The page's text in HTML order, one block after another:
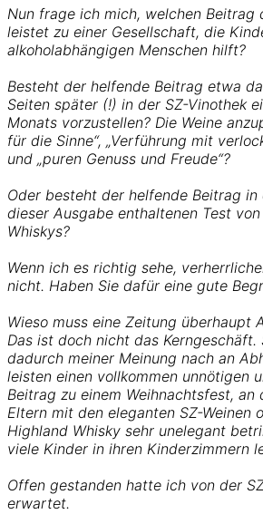
Nun frage ich mich, welchen Beitrag
leistet zu einer Gesellschaft, die
alkoholabhängigen Menschen hilft?
Besteht der helfende Beitrag etwa
Seiten später (!) in der SZ-Vinothek
Monats vorzustellen? Die Weine
für die Sinne“, „Verführung mit
und „puren Genuss und Freude“?
Oder besteht der helfende Beitrag
dieser Ausgabe enthaltenen Test
Whiskys?
Wenn ich es richtig sehe,
nicht. Haben Sie dafür eine gute
Wieso muss eine Zeitung überhaupt
Das ist doch nicht das Kerngeschäft.
dadurch meiner Meinung nach an
leisten einen vollkommen unnötigen
Beitrag zu einem Weihnachtsfest, an
Eltern mit den eleganten SZ-Weinen
Highland Whisky sehr unelegant
viele Kinder in ihren Kinderzimmern
Offen gestanden hatte ich von der
erwartet.